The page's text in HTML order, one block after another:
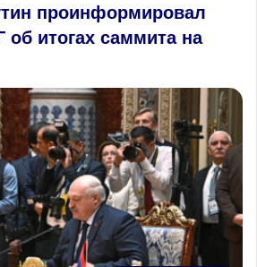
проинформировал
об итогах саммита на